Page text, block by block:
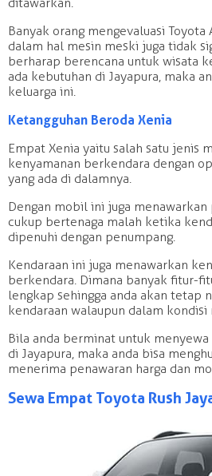
Banyak orang mengevaluasi Toyota
dalam hal mesin meski juga tidak
berharap berencana untuk wisata
ada kebutuhan di Jayapura, maka
keluarga ini.
Ketangguhan Beroda Xenia
Empat Xenia yaitu salah satu jenis
kenyamanan berkendara dengan
yang ada di dalamnya.
Dengan mobil ini juga
cukup bertenaga malah ketika
dipenuhi dengan penumpang.
Kendaraan ini juga menawarkan
berkendara. Dimana banyak fitur-
lengkap sehingga anda akan tetap
kendaraan walaupun dalam kondisi
Bila anda berminat untuk
di Jayapura, maka anda bisa
menerima penawaran harga dan
Sewa Empat Toyota Rush